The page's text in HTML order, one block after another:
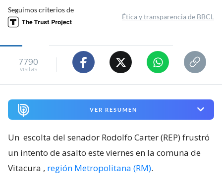
Seguimos criterios de
Ética y transparencia de BBCL
7790
visitas
VER RESUMEN
Un escolta del senador Rodolfo Carter (REP) frustró
un intento de asalto este viernes en la comuna de
Vitacura , región Metropolitana (RM).